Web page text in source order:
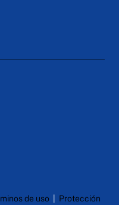
de uso| Protección